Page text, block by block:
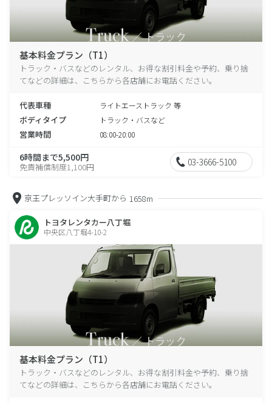
基本料金プラン（T1）
トラック・バスなどのレンタル、お得な割引料金や予約、乗り捨
てなどの詳細は、こちらから各店舗にお電話ください。
代表車種 ライトエーストラック 等
ボディタイプ トラック・バスなど
営業時間 08:00-20:00
6時間まで5,500円
免責補償制度1,100円 03-3666-5100
京王プレッソイン大手町から 1658m
トヨタレンタカー八丁堀
中央区八丁堀4-10-2
基本料金プラン（T1）
トラック・バスなどのレンタル、お得な割引料金や予約、乗り捨
てなどの詳細は、こちらから各店舗にお電話ください。